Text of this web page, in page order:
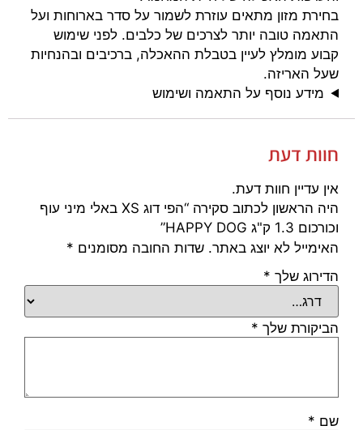
בחירת מזון מתאים עוזרת לשמור על סדר בארוחות ועל
התאמה טובה יותר לצרכים של כלבים. לפני שימוש
קבוע מומלץ לעיין בטבלת ההאכלה, ברכיבים ובהנחיות
שעל האריזה.
מידע נוסף על התאמה ושימוש
חוות דעת
אין עדיין חוות דעת.
היה הראשון לכתוב סקירה “הפי דוג XS באלי מיני עוף
וכורכום 1.3 ק"ג HAPPY DOG”
האימייל לא יוצג באתר. שדות החובה מסומנים *
הדירוג שלך *
הביקורת שלך *
שם *